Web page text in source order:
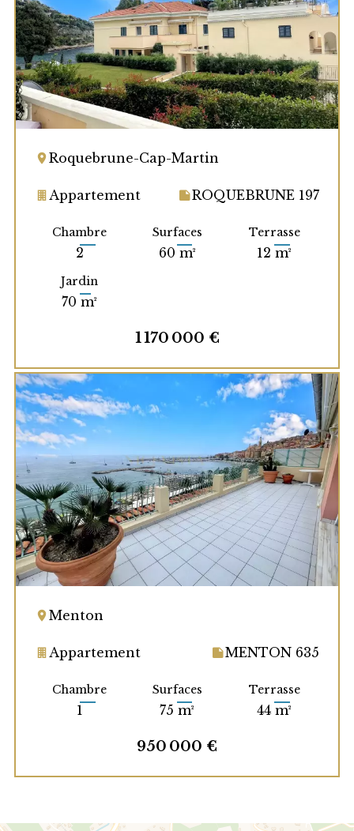
Roquebrune-Cap-Martin
Appartement ROQUEBRUNE 197
Chambre
2
Surfaces
60 m²
Terrasse
12 m²
Jardin
70 m²
1 170 000 €
Menton
Appartement MENTON 635
Chambre
1
Surfaces
75 m²
Terrasse
44 m²
950 000 €